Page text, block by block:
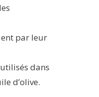
par leur
dans
d’olive.